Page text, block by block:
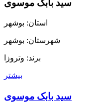
سید بابک موسوی
استان: بوشهر
شهرستان: بوشهر
برند: وتروزا
بیشتر
سید بابک موسوی